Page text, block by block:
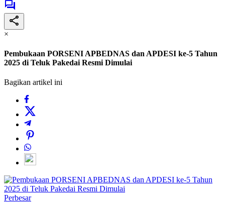
×
Pembukaan PORSENI APBEDNAS dan APDESI ke-5 Tahun
2025 di Teluk Pakedai Resmi Dimulai
Bagikan artikel ini
Perbesar